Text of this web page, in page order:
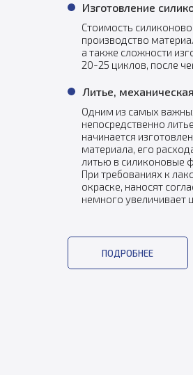
Изготовление
Стоимость
производство
а также сложности
20-25 циклов, после
Литье,
Одним из самых
непосредственно
начинается
материала, его
литью в силиконовые
При требованиях к
окраске, наносят
немного увеличивает
ПОДРОБНЕЕ